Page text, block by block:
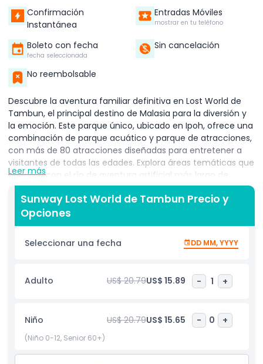
Confirmación
Instantánea
Entradas Móviles
mostrar en tu teléfono
Boleto con fecha
fecha seleccionada
Sin cancelación
No reembolsable
Descubre la aventura familiar definitiva en Lost World de
Tambun, el principal destino de Malasia para la diversión y
la emoción. Este parque único, ubicado en Ipoh, ofrece una
combinación de parque acuático y parque de atracciones,
con más de 80 atracciones diseñadas para entretener a
visitantes de todas las edades. Explora áreas temáticas que
cuentan con el río de aventura artificial más largo de
Malasia y la piscina de olas más grande del país, perfectas
para un día de emoción acuática. No te pierdas el increíble
espectáculo de alimentación del tigre siberiano,
imprescindible para los amantes de los animales, y conoce
animales amigables en el divertido zoológico de contacto.
Por la noche, relájate en las cálidas aguas minerales
día ajetreado. Ya sea que busques atracciones
emocionantes, encuentros con animales familiares o un
Tambun tiene algo para todos. ¡Planea tu visita ahora para
disfrutar del mejor destino familiar en Malasia!
Leer más
Sunway Lost World de Tambun Precio y
Opciones
Seleccionar una fecha DD MM, YYYY
Adulto US$ 20.79US$ 15.89 - 1 +
Niño US$ 20.79US$ 15.65 - 0 +
(Niño 0-12, Senior 60+)